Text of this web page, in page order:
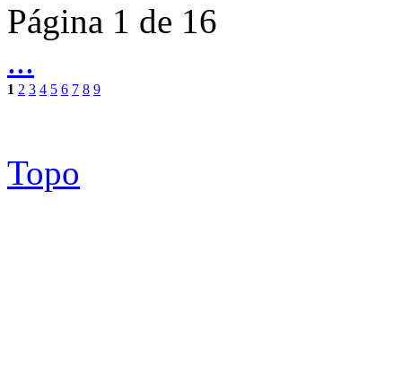
Página 1 de 16
...
1 2 3 4 5 6 7 8 9
Topo